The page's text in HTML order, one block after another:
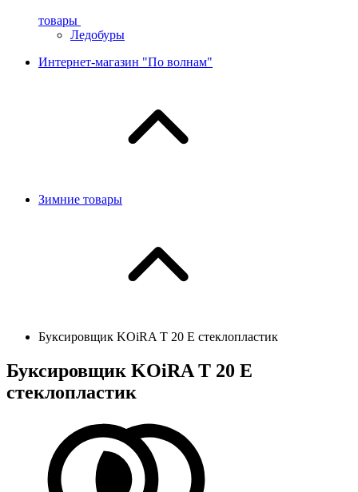
товары
Ледобуры
Интернет-магазин "По волнам"
Зимние товары
Буксировщик KOiRA T 20 E стеклопластик
Буксировщик KOiRA T 20 E
стеклопластик